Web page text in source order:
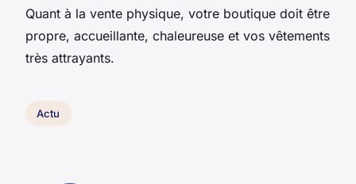
Quant à la vente physique, votre boutique doit être
propre, accueillante, chaleureuse et vos vêtements
très attrayants.
Actu